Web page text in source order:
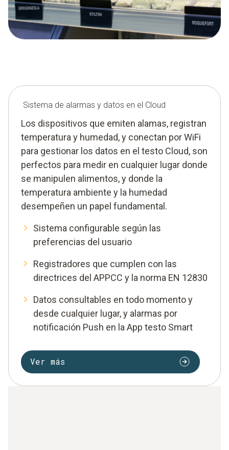
Sistema de alarmas y datos en el Cloud
Los dispositivos que emiten alamas, registran
temperatura y humedad, y conectan por WiFi
para gestionar los datos en el testo Cloud, son
perfectos para medir en cualquier lugar donde
se manipulen alimentos, y donde la
temperatura ambiente y la humedad
desempeñen un papel fundamental.
Sistema configurable según las
preferencias del usuario
Registradores que cumplen con las
directrices del APPCC y la norma EN 12830
Datos consultables en todo momento y
desde cualquier lugar, y alarmas por
notificación Push en la App testo Smart
Ver más